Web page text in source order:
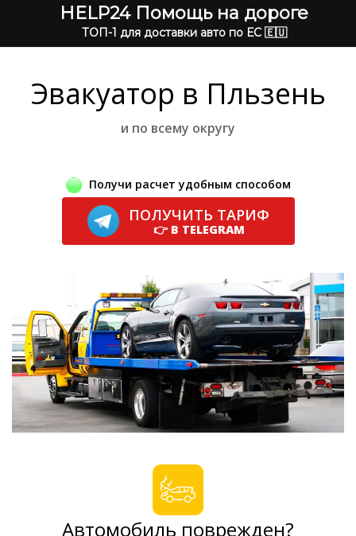
HELP24 Помощь на дороге
ТОП-1 для доставки авто по ЕС 🇪🇺
Эвакуатор в Пльзень
и по всему округу
Получи расчет удобным способом
ПОЛУЧИТЬ ТАРИФ
👉 В TELEGRAM
Автомобиль поврежден?